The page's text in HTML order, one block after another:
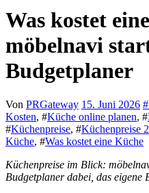
Was kostet
möbelnavi
Budgetplaner
Von PRGateway 15. Juni 2026 #
Kosten, #Küche online planen, #
#Küchenpreise, #Küchenpreise
Küche, #Was kostet eine Küche
Küchenpreise im Blick: möbelnavi.de hilft mit dem neuen
Budgetplaner dabei, das eigene